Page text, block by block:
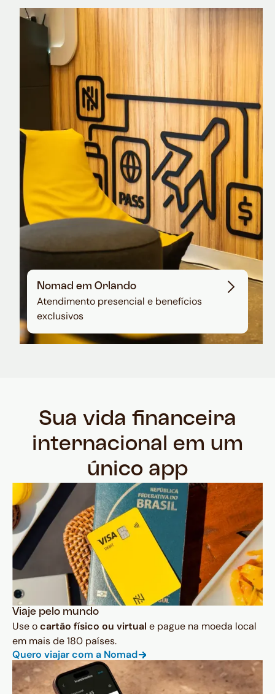
Nomad Explorer
Cartão de crédito brasileiro com cashback
em dólar
Nomad em Orlando
Atendimento presencial e benefícios
exclusivos
Sua vida financeira
internacional em um
único app
Viaje pelo mundo
Use ocartão físico ou virtual e pague na moeda local
em mais de 180 países.
Quero viajar com a Nomad